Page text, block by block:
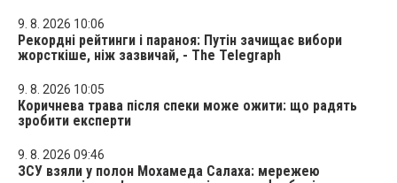
9. 8. 2026 10:06
Рекордні рейтинги і параноя: Путін зачищає вибори
жорсткіше, ніж зазвичай, - The Telegraph
9. 8. 2026 10:05
Коричнева трава після спеки може ожити: що радять
зробити експерти
9. 8. 2026 09:46
ЗСУ взяли у полон Мохамеда Салаха: мережею